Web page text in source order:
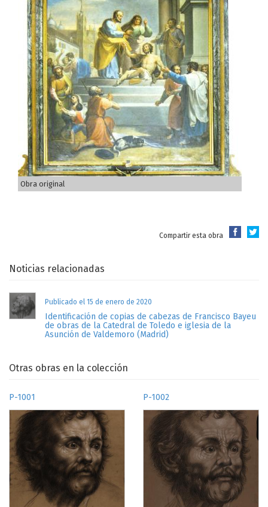
Obra original
Compartir esta obra
Noticias relacionadas
Publicado el 15 de enero de 2020
Identificación de copias de cabezas de Francisco Bayeu
de obras de la Catedral de Toledo e iglesia de la
Asunción de Valdemoro (Madrid)
Otras obras en la colección
P-1001 P-1002